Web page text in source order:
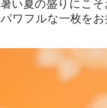
暑い夏の盛りにこそ
パワフルな一枚をお